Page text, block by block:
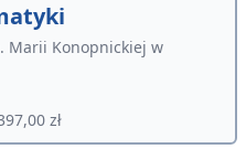
Marii Konopnickiej w
zł